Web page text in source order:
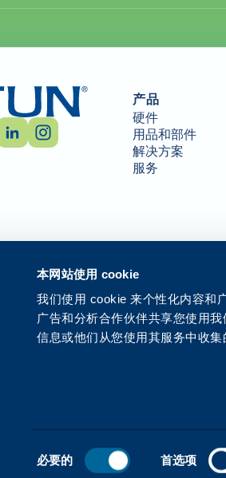
本网站使用 cookie
我们使用 cookie 来个性化内容和
广告和分析合作伙伴共享您使用
信息或他们从您使用其服务中收集
意
必要的 首选项
产品
硬件
用品和部件
解决方案
服务
所有权利。